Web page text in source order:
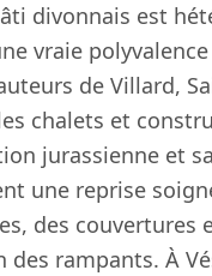
divonnais est
vraie
de Villard,
chalets et
jurassienne et
une reprise
des couvertures
des rampants. À